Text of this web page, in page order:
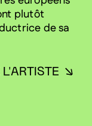
plutôt
de sa